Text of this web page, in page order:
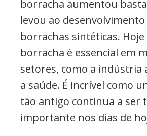
borracha aumentou
levou ao desenvolvimento
borrachas sintéticas. Hoje
borracha é essencial em
setores, como a indústria
a saúde. É incrível como
tão antigo continua a ser
importante nos dias de